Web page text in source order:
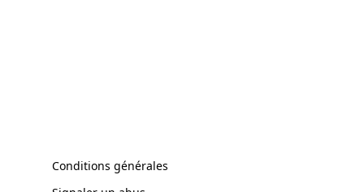
Conditions générales